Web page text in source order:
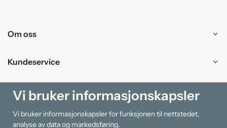
Om oss
Kundeservice
Kjøpesenter
Information
Vi bruker informasjonskapsler
Vi bruker informasjonskapsler for funksjonen til nettstedet,
analyse av data og markedsføring.